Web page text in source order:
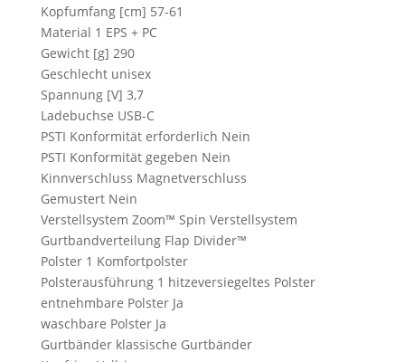
Kopfumfang [cm] 57-61
Material 1 EPS + PC
Gewicht [g] 290
Geschlecht unisex
Spannung [V] 3,7
Ladebuchse USB-C
PSTI Konformität erforderlich Nein
PSTI Konformität gegeben Nein
Kinnverschluss Magnetverschluss
Gemustert Nein
Verstellsystem Zoom™ Spin Verstellsystem
Gurtbandverteilung Flap Divider™
Polster 1 Komfortpolster
Polsterausführung 1 hitzeversiegeltes Polster
entnehmbare Polster Ja
waschbare Polster Ja
Gurtbänder klassische Gurtbänder